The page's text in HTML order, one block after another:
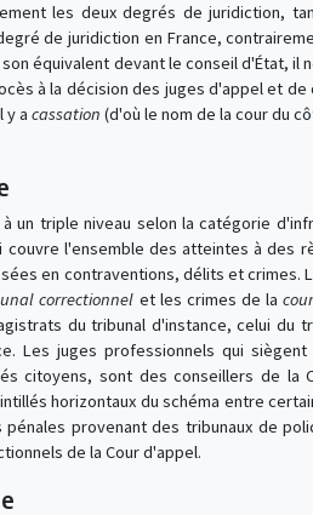
les deux degrés de juridiction,
de juridiction en France,
équivalent devant le conseil d'État, il
à la décision des juges d'appel et
y acassation (d'où le nom de la cour du
un triple niveau selon la catégorie
l'ensemble des atteintes à des
en contraventions, délits et crimes.
correctionnel et les crimes de la
du tribunal d'instance, celui du
Les juges professionnels qui
citoyens, sont des conseillers de la
horizontaux du schéma entre
provenant des tribunaux de
de la Cour d'appel.